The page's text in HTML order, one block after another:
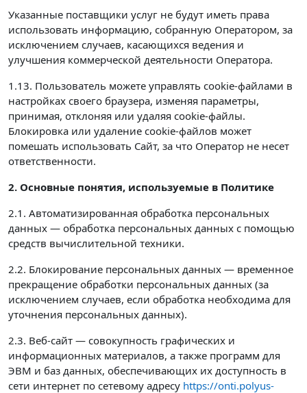
Указанные поставщики услуг не будут иметь права
использовать информацию, собранную Оператором, за
исключением случаев, касающихся ведения и
улучшения коммерческой деятельности Оператора.
1.13. Пользователь можете управлять cookie-файлами в
настройках своего браузера, изменяя параметры,
принимая, отклоняя или удаляя cookie-файлы.
Блокировка или удаление cookie-файлов может
помешать использовать Сайт, за что Оператор не несет
ответственности.
2. Основные понятия, используемые в Политике
2.1. Автоматизированная обработка персональных
данных — обработка персональных данных с помощью
средств вычислительной техники.
2.2. Блокирование персональных данных — временное
прекращение обработки персональных данных (за
исключением случаев, если обработка необходима для
уточнения персональных данных).
2.3. Веб-сайт — совокупность графических и
информационных материалов, а также программ для
ЭВМ и баз данных, обеспечивающих их доступность в
сети интернет по сетевому адресу https://onti.polyus-